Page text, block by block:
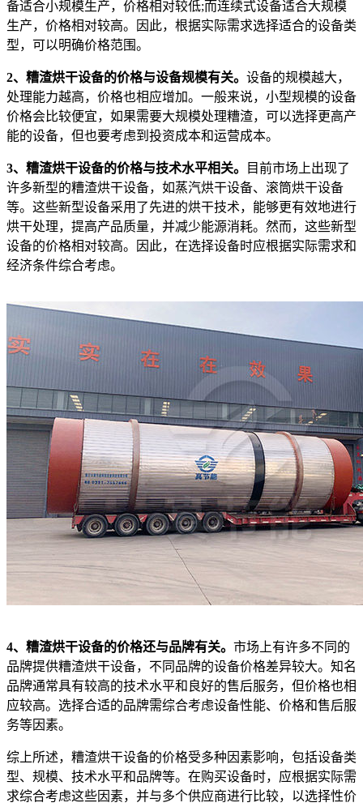
备适合小规模生产，价格相对较低;而连续式设备适合大规模
生产，价格相对较高。因此，根据实际需求选择适合的设备类
型，可以明确价格范围。
2、糟渣烘干设备的价格与设备规模有关。 设备的规模越大，
处理能力越高，价格也相应增加。一般来说，小型规模的设备
价格会比较便宜，如果需要大规模处理糟渣，可以选择更高产
能的设备，但也要考虑到投资成本和运营成本。
3、糟渣烘干设备的价格与技术水平相关。
目前市场上出现了
许多新型的糟渣烘干设备，如蒸汽烘干设备、滚筒烘干设备
等。这些新型设备采用了先进的烘干技术，能够更有效地进行
烘干处理，提高产品质量，并减少能源消耗。然而，这些新型
设备的价格相对较高。因此，在选择设备时应根据实际需求和
经济条件综合考虑。
4、糟渣烘干设备的价格还与品牌有关。 市场上有许多不同的
品牌提供糟渣烘干设备，不同品牌的设备价格差异较大。知名
品牌通常具有较高的技术水平和良好的售后服务，但价格也相
应较高。选择合适的品牌需综合考虑设备性能、价格和售后服
务等因素。
综上所述，糟渣烘干设备的价格受多种因素影响，包括设备类
型、规模、技术水平和品牌等。在购买设备时，应根据实际需
求综合考虑这些因素，并与多个供应商进行比较，以选择性价